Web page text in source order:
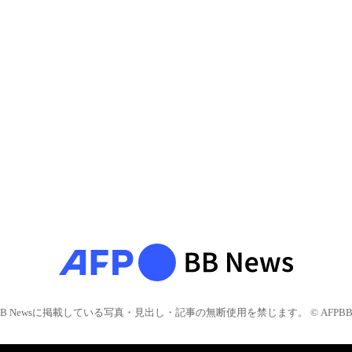
Newsに掲載している写真・見出し・記事の無断使用を禁じます。 © AFPBB